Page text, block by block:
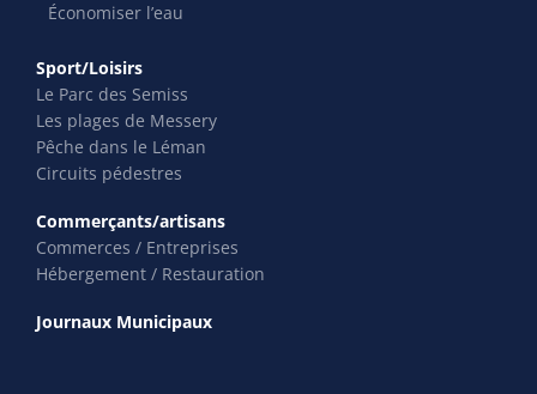
Économiser l’eau
Sport/Loisirs
Le Parc des Semiss
Les plages de Messery
Pêche dans le Léman
Circuits pédestres
Commerçants/artisans
Commerces / Entreprises
Hébergement / Restauration
Journaux Municipaux